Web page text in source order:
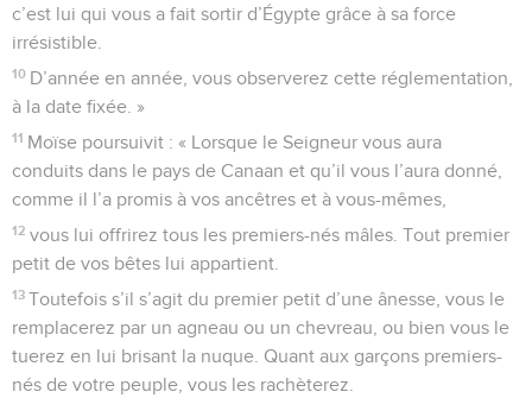
c’est lui qui vous a fait sortir d’Égypte grâce à sa force
irrésistible.
10 D’année en année, vous observerez cette réglementation,
à la date fixée. »
11 Moïse poursuivit : « Lorsque le Seigneur vous aura
conduits dans le pays de Canaan et qu’il vous l’aura donné,
comme il l’a promis à vos ancêtres et à vous-mêmes,
12 vous lui offrirez tous les premiers-nés mâles. Tout premier
petit de vos bêtes lui appartient.
13 Toutefois s’il s’agit du premier petit d’une ânesse, vous le
remplacerez par un agneau ou un chevreau, ou bien vous le
tuerez en lui brisant la nuque. Quant aux garçons premiers-
nés de votre peuple, vous les rachèterez.